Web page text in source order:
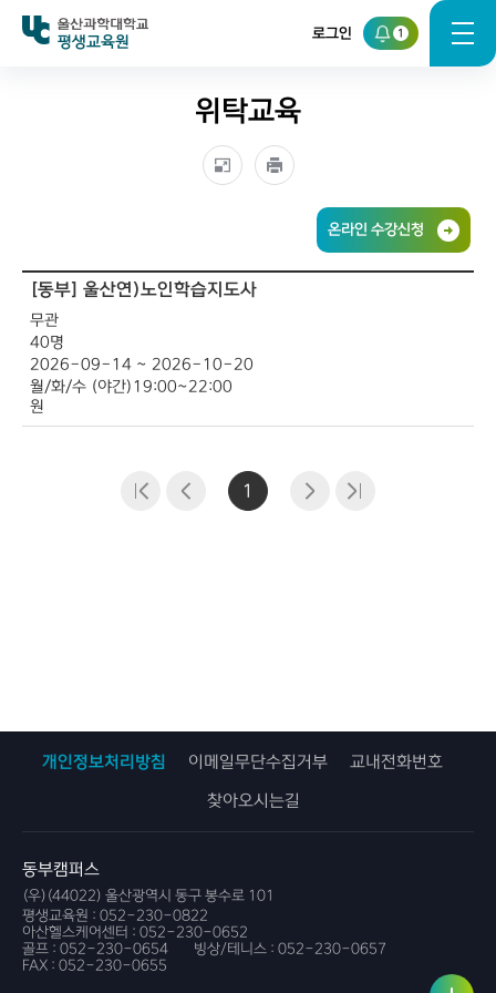
사용자
서비스
링크서
비스
로그인 1
평생교육원
위탁교육
온라인 수강신청
세부과정명
[동부] 울산연)노인학습지도사
무관
40명
2026-09-14 ~ 2026-10-20
월/화/수 (야간)19:00~22:00
원
1
개인정보처리방침 이메일무단수집거부 교내전화번호
찾아오시는길
동부캠퍼스
(우)(44022) 울산광역시 동구 봉수로 101
평생교육원 : 052-230-0822
아산헬스케어센터 : 052-230-0652
골프 : 052-230-0654 빙상/테니스 : 052-230-0657
FAX : 052-230-0655